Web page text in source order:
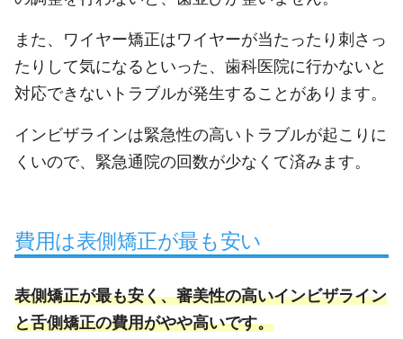
また、ワイヤー矯正はワイヤーが当たったり刺さっ
たりして気になるといった、歯科医院に行かないと
対応できないトラブルが発生することがあります。
インビザラインは緊急性の高いトラブルが起こりに
くいので、緊急通院の回数が少なくて済みます。
費用は表側矯正が最も安い
表側矯正が最も安く、審美性の高いインビザライン
と舌側矯正の費用がやや高いです。